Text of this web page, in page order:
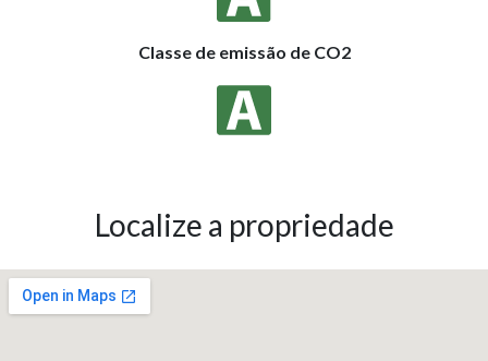
Classe de emissão de CO2
Localize a propriedade